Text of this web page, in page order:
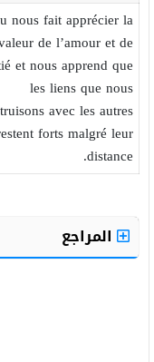
nous fait apprécier la
de l’amour et de
et nous apprend que
les liens que nous
avec les autres
forts malgré leur
distance.
المراجع